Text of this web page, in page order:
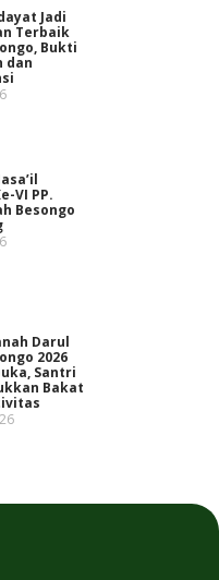
Jadi
Terbaik
Bukti
dan
VI PP.
Besongo
Darul
2026
Santri
Bakat